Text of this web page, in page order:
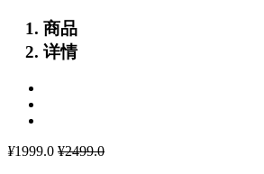
商品
详情
¥1999.0 ¥2499.0